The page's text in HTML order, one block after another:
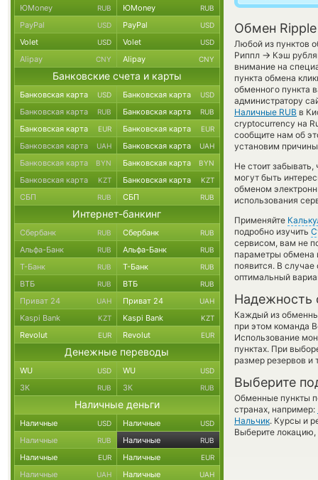
Обмен Ripple
Любой из пунктов
Риппл → Кэш
внимание на
пункта обмена
обменного пункта
администратору
Наличные RUB в
cryptocurrency на
сообщите нам об
установим
Не стоит
могут быть
обменом
использования
Применяйте
подробно изучить
сервисом, вам не
параметры обмена
появится. В
оптимальный
Надежность
Каждый из
при этом команда
Использование
пунктах. При
размер резервов и
Выберите
Обменные пункты
странах, например:
Нальчик. Курсы и
Выберите локацию,
ЮMoney RUB ЮMoney RUB
PayPal USD PayPal USD
Volet USD Volet USD
Alipay CNY Alipay CNY
Банковские счета и карты
Банковская карта USD Банковская карта USD
Банковская карта RUB Банковская карта RUB
Банковская карта EUR Банковская карта EUR
Банковская карта UAH Банковская карта UAH
Банковская карта BYN Банковская карта BYN
Банковская карта KZT Банковская карта KZT
СБП RUB СБП RUB
Интернет-банкинг
Сбербанк RUB Сбербанк RUB
Альфа-Банк RUB Альфа-Банк RUB
Т-Банк RUB Т-Банк RUB
ВТБ RUB ВТБ RUB
Приват 24 UAH Приват 24 UAH
Kaspi Bank KZT Kaspi Bank KZT
Revolut EUR Revolut EUR
Денежные переводы
WU USD WU USD
ЗК RUB ЗК RUB
Наличные деньги
Наличные USD Наличные USD
Наличные RUB Наличные RUB
Наличные EUR Наличные EUR
Наличные UAH Наличные UAH